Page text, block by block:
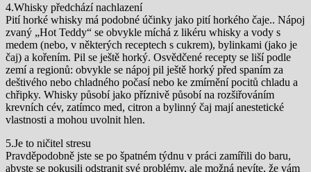
4.Whisky předchází nachlazení
Pití horké whisky má podobné účinky jako pití horkého čaje.. Nápoj
zvaný „Hot Teddy“ se obvykle míchá z likéru whisky a vody s
medem (nebo, v některých receptech s cukrem), bylinkami (jako je
čaj) a kořením. Pil se ještě horký. Osvědčené recepty se liší podle
zemí a regionů: obvykle se nápoj pil ještě horký před spaním za
deštivého nebo chladného počasí nebo ke zmírnění pocitů chladu a
chřipky. Whisky působí jako příznivě působí na rozšiřováním
krevních cév, zatímco med, citron a bylinný čaj mají anestetické
vlastnosti a mohou uvolnit hlen.
5.Je to ničitel stresu
Pravděpodobně jste se po špatném týdnu v práci zamířili do baru,
abyste se pokusili odstranit své problémy, ale možná nevíte, že vám